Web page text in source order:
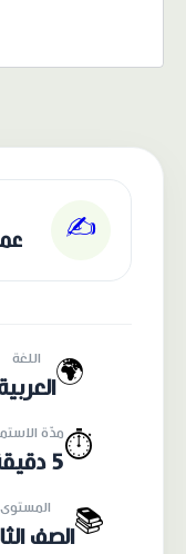
✍️
🌍 اللغة
⏱️مدّة
5 دقيقة
📚 المستوى
الصف